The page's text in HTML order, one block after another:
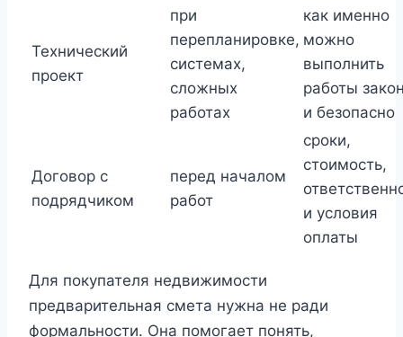
Технический
проект
при
перепланировке,
системах,
сложных
работах
как именно
можно
выполнить
работы
и безопасно
Договор с
подрядчиком
перед началом
работ
сроки,
стоимость,
и условия
оплаты
Для покупателя недвижимости
предварительная смета нужна не ради
формальности. Она помогает понять,